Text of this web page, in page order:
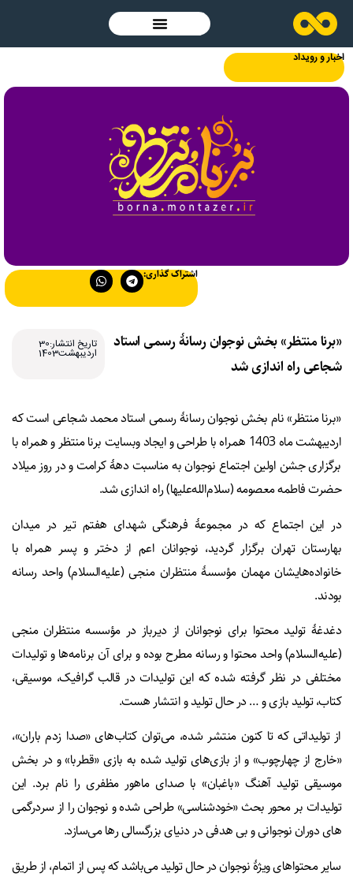
اخبار و رویداد
اشتراک گذاری:
«برنا منتظر» بخش نوجوان رسانۀ رسمی استاد
شجاعی راه اندازی شد
تاریخ انتشار:30
اردیبهشت1403
«برنا منتظر» نام بخش نوجوان رسانۀ رسمی استاد محمد شجاعی است که
اردیبهشت ماه 1403 همراه با طراحی و ایجاد وبسایت برنا منتظر و همراه با
برگزاری جشن اولین اجتماع نوجوان به مناسبت دهۀ کرامت و در روز میلاد
حضرت فاطمه معصومه (سلام‌الله‌علیها) راه اندازی شد.
در این اجتماع که در مجموعۀ فرهنگی شهدای هفتم تیر در میدان
بهارستان تهران برگزار گردید، نوجوانان اعم از دختر و پسر همراه با
خانواده‌هایشان مهمان مؤسسۀ منتظران منجی (علیه‌السلام) واحد رسانه
بودند.
دغدغۀ تولید محتوا برای نوجوانان از دیرباز در مؤسسه منتظران منجی
(علیه‌السلام) واحد محتوا و رسانه مطرح بوده و برای آن برنامه‌ها و تولیدات
مختلفی در نظر گرفته شده که این تولیدات در قالب گرافیک، موسیقی،
کتاب، تولید بازی و … در حال تولید و انتشار هست.
از تولیداتی که تا کنون منتشر شده، می‌توان کتاب‌های «صدا زدم باران»،
«خارج از چهارچوب» و از بازی‌های تولید شده به بازی «قطربا» و در بخش
موسیقی تولید آهنگ «باغبان» با صدای ماهور مظفری را نام برد. این
تولیدات بر محور بحث «خودشناسی» طراحی شده و نوجوان را از سردرگمی
های دوران نوجوانی و بی هدفی در دنیای بزرگسالی رها می‌سازد.
سایر محتواهای ویژۀ نوجوان در حال تولید می‌باشد که پس از اتمام، از طریق